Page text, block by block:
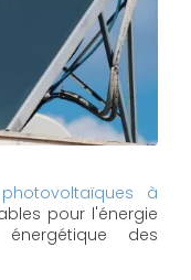
à
pour l'énergie
des